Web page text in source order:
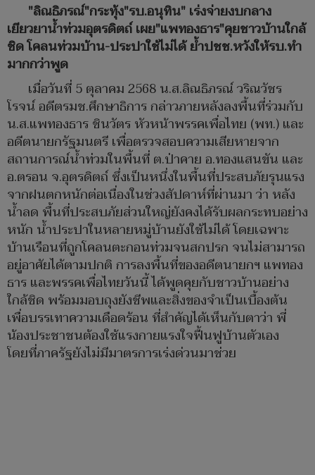
"ลิณธิภรณ์"กระทุ้ง"รบ.อนุทิน" เร่งจ่ายงบกลาง
เยียวยาน้ำท่วมอุตรดิตถ์ เผย"แพทองธาร"คุยชาวบ้านใกล้
ชิด โคลนท่วมบ้าน-ประปาใช้ไม่ได้ ย้ำปชช.หวังให้รบ.ทำ
มากกว่าพูด
เมื่อวันที่ 5 ตุลาคม 2568 น.ส.ลิณธิภรณ์ วริณวัชร
โรจน์ อดีตรมช.ศึกษาธิการ กล่าวภายหลังลงพื้นที่ร่วมกับ
น.ส.แพทองธาร ชินวัตร หัวหน้าพรรคเพื่อไทย (พท.) และ
อดีตนายกรัฐมนตรี เพื่อตรวจสอบความเสียหายจาก
สถานการณ์น้ำท่วมในพื้นที่ ต.ป่าคาย อ.ทองแสนขัน และ
อ.ตรอน จ.อุตรดิตถ์ ซึ่งเป็นหนึ่งในพื้นที่ประสบภัยรุนแรง
จากฝนตกหนักต่อเนื่องในช่วงสัปดาห์ที่ผ่านมา ว่า หลัง
น้ำลด พื้นที่ประสบภัยส่วนใหญ่ยังคงได้รับผลกระทบอย่าง
หนัก น้ำประปาในหลายหมู่บ้านยังใช้ไม่ได้ โดยเฉพาะ
บ้านเรือนที่ถูกโคลนตะกอนท่วมจนสกปรก จนไม่สามารถ
อยู่อาศัยได้ตามปกติ การลงพื้นที่ของอดีตนายกฯ แพทอง
ธาร และพรรคเพื่อไทยวันนี้ ได้พูดคุยกับชาวบ้านอย่าง
ใกล้ชิด พร้อมมอบถุงยังชีพและสิ่งของจำเป็นเบื้องต้น
เพื่อบรรเทาความเดือดร้อน ที่สำคัญได้เห็นกับตาว่า พี่
น้องประชาชนต้องใช้แรงกายแรงใจฟื้นฟูบ้านตัวเอง
โดยที่ภาครัฐยังไม่มีมาตรการเร่งด่วนมาช่วย